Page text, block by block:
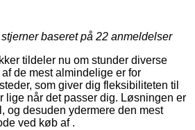
baseret på 22 anmeldelser
tildeler nu om stunder diverse
de mest almindelige er for
som giver dig fleksibiliteten til
lige når det passer dig. Løsningen er
og desuden ydermere den mest
ved køb af .